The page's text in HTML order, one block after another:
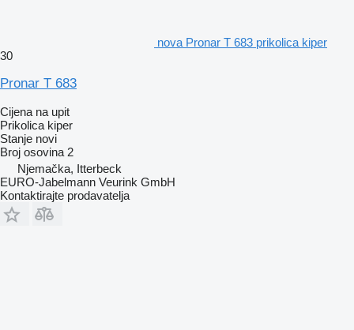
nova Pronar T 683 prikolica kiper
30
Pronar T 683
Cijena na upit
Prikolica kiper
Stanje novi
Broj osovina 2
Njemačka, Itterbeck
EURO-Jabelmann Veurink GmbH
Kontaktirajte prodavatelja